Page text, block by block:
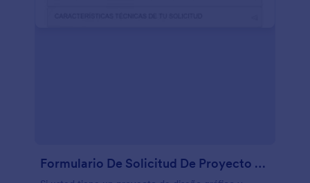
Formulario De Solicitud De Proyecto De Diseño Gráfico Y Multimedia